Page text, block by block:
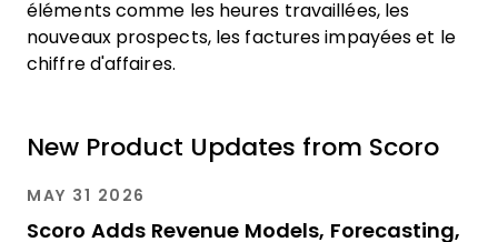
éléments comme les heures travaillées, les
nouveaux prospects, les factures impayées et le
chiffre d'affaires.
New Product Updates from Scoro
MAY 31 2026
Scoro Adds Revenue Models, Forecasting,